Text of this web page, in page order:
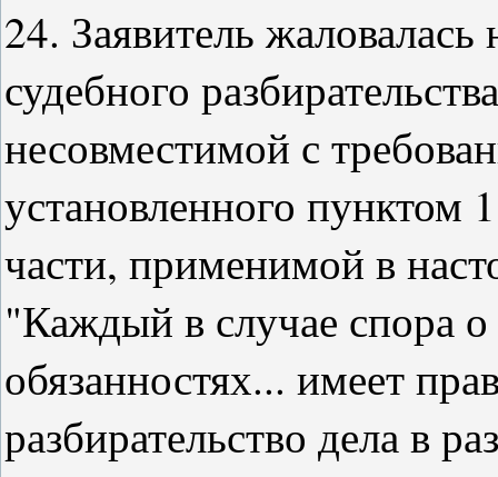
24. Заявитель жаловалась
судебного
несовместимой с
установленного пунктом
части, применимой в
"Каждый в случае спора
обязанностях... имеет
разбирательство дела в